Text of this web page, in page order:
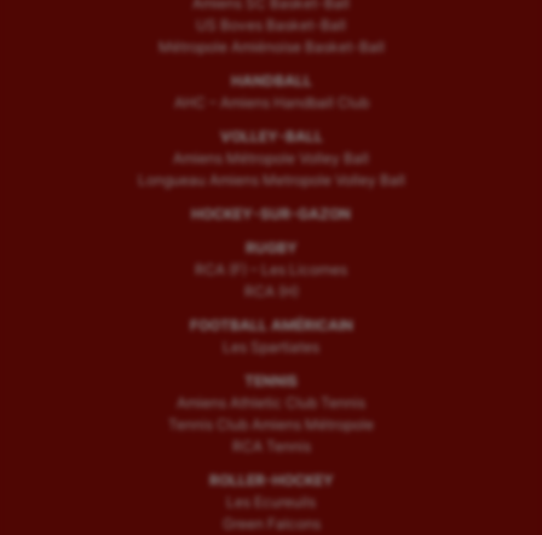
US Boves Basket-Ball
Métropole Amiénoise Basket-Ball
HANDBALL
AHC – Amiens Handball Club
VOLLEY-BALL
Amiens Métropole Volley Ball
Longueau Amiens Metropole Volley Ball
HOCKEY-SUR-GAZON
RUGBY
RCA (F) – Les Licornes
RCA (H)
FOOTBALL AMÉRICAIN
Les Spartiates
TENNIS
Amiens Athletic Club Tennis
Tennis Club Amiens Métropole
RCA Tennis
ROLLER-HOCKEY
Les Ecureuils
Green Falcons